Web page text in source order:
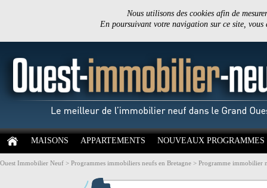
Nous utilisons des cookies afin de
En poursuivant votre navigation sur ce site,
MAISONS APPARTEMENTS NOUVEAUX PROGRAMMES
Ouest Immobilier Neuf > Programmes immobiliers neufs en Bretagne > Programme immobilier